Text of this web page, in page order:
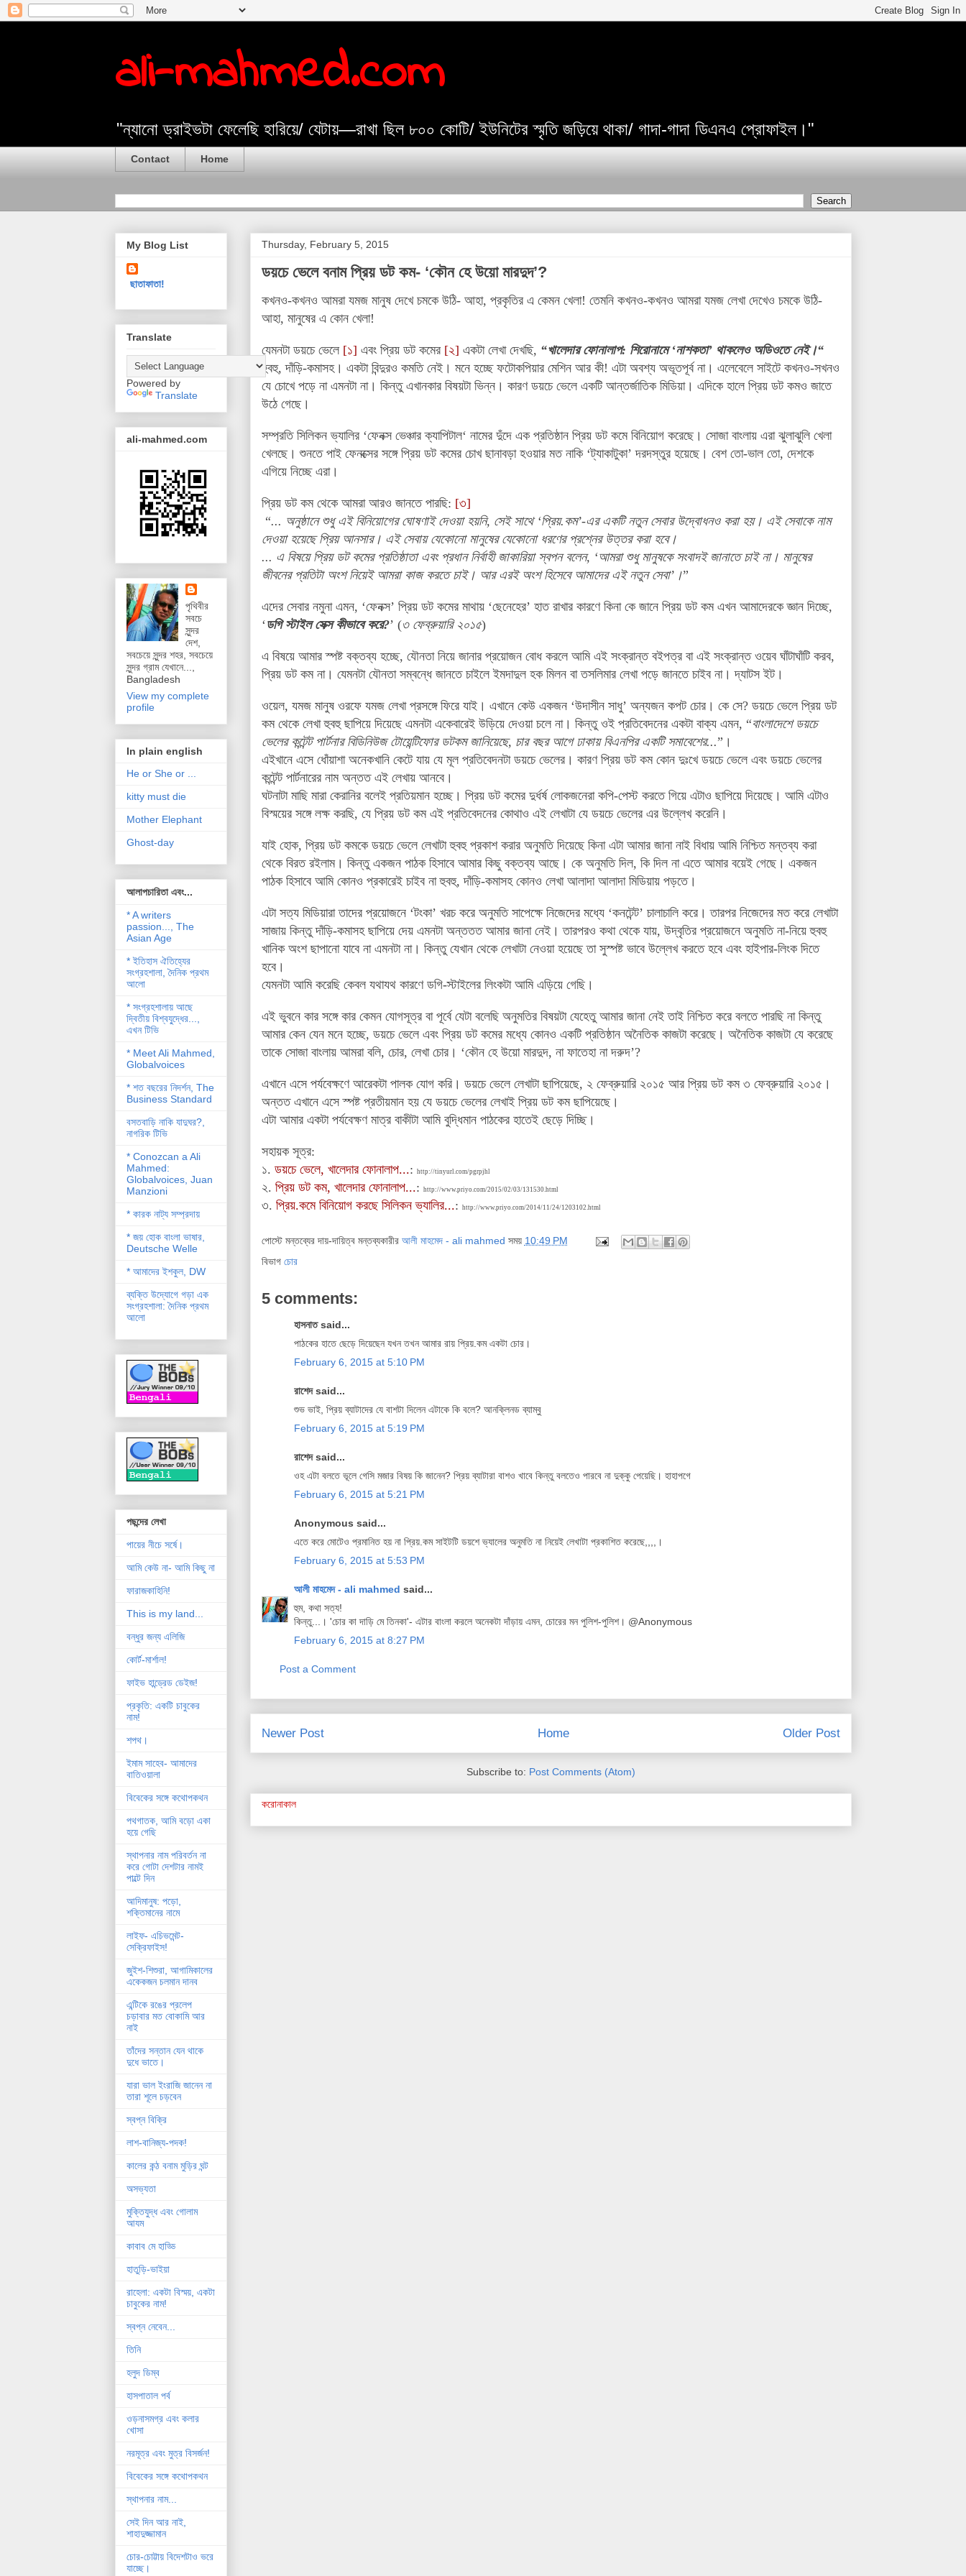
ali-mahmed.com
"ন্যানো ড্রাইভটা ফেলেছি হারিয়ে/ যেটায়—রাখা ছিল ৮০০ কোটি/ ইউনিটের স্মৃতি জড়িয়ে থাকা/ গাদা-গাদা ডিএনএ প্রোফাইল।"
Contact Home
Thursday, February 5, 2015
ডয়চে ভেলে বনাম প্রিয় ডট কম- ‘কৌন হে উয়ো মারদুদ’?
কখনও-কখনও আমরা যমজ মানুষ দেখে চমকে উঠি- আহা, প্রকৃতির এ কেমন খেলা! তেমনি কখনও-কখনও আমরা যমজ লেখা দেখেও চমকে উঠি-
আহা, মানুষের এ কোন খেলা!
যেমনটা ডয়চে ভেলে [১] এবং প্রিয় ডট কমের [২] একটা লেখা দেখছি, “খালেদার ফোনালাপ: শিরোনামে ‘নাশকতা’ থাকলেও অডিওতে নেই।“
হুবহু, দাঁড়ি-কমাসহ। একটা বিন্দুরও কমতি নেই। মনে হচ্ছে ফটোকপিয়ার মেশিন আর কী! এটা অবশ্য অভূতপূর্ব না। এলেবেলে সাইটে কখনও-সখনও
যে চোখে পড়ে না এমনটা না। কিন্তু এখানকার বিষয়টা ভিন্ন। কারণ ডয়চে ভেলে একটি আন্তর্জাতিক মিডিয়া। এদিকে হালে প্রিয় ডট কমও জাতে
উঠে গেছে।
সম্প্রতি সিলিকন ভ্যালির ‘ফেনক্স ভেঞ্চার ক্যাপিটাল‘ নামের দুঁদে এক প্রতিষ্ঠান প্রিয় ডট কমে বিনিয়োগ করেছে। সোজা বাংলায় এরা ঝুলাঝুলি খেলা
খেলছে। শুনতে পাই ফেনক্সের সঙ্গে প্রিয় ডট কমের চোখ ছানাবড়া হওয়ার মত নাকি ‘ট্যাকাটুকা’ দরদস্তুর হয়েছে। বেশ তো-ভাল তো, দেশকে
এগিয়ে নিচ্ছে এরা।
প্রিয় ডট কম থেকে আমরা আরও জানতে পারছি: [৩]
“... অনুষ্ঠানে শুধু এই বিনিয়োগের ঘোষণাই দেওয়া হয়নি, সেই সাথে ‘প্রিয়.কম’-এর একটি নতুন সেবার উদ্বোধনও করা হয়। এই সেবাকে নাম
দেওয়া হয়েছে প্রিয় আনসার। এই সেবায় যেকোনো মানুষের যেকোনো ধরণের প্রশ্নের উত্তর করা হবে।
... এ বিষয়ে প্রিয় ডট কমের প্রতিষ্ঠাতা এবং প্রধান নির্বাহী জাকারিয়া স্বপন বলেন, ‘আমরা শুধু মানুষকে সংবাদই জানাতে চাই না। মানুষের
জীবনের প্রতিটা অংশ নিয়েই আমরা কাজ করতে চাই। আর এরই অংশ হিসেবে আমাদের এই নতুন সেবা’।”
এদের সেবার নমুনা এমন, ‘ফেনক্স’ প্রিয় ডট কমের মাথায় ‘ছেনেহের’ হাত রাখার কারণে কিনা কে জানে প্রিয় ডট কম এখন আমাদেরকে জ্ঞান দিচ্ছে,
‘ডগি স্টাইল সেক্স কীভাবে করে?’ (৩ ফেব্রুয়ারি ২০১৫)
এ বিষয়ে আমার স্পষ্ট বক্তব্য হচ্ছে, যৌনতা নিয়ে জানার প্রয়োজন বোধ করলে আমি এই সংক্রান্ত বইপত্র বা এই সংক্রান্ত ওয়েব ঘাঁটাঘাঁটি করব,
প্রিয় ডট কম না। যেমনটা যৌনতা সম্বন্ধে জানতে চাইলে ইমদাদুল হক মিলন বা তসলিমার লেখা পড়ে জানতে চাইব না। দ্যাটস ইট।
ওয়েল, যমজ মানুষ ওরফে যমজ লেখা প্রসঙ্গে ফিরে যাই। এখানে কেউ একজন ‘উদাসীন সাধু’ অন্যজন কপট চোর। কে সে? ডয়চে ভেলে প্রিয় ডট
কম থেকে লেখা হুবহু ছাপিয়ে দিয়েছে এমনটা একেবারেই উড়িয়ে দেওয়া চলে না। কিন্তু ওই প্রতিবেদনের একটা বাক্য এমন, “বাংলাদেশে ডয়চে
ভেলের কন্টেন্ট পার্টনার বিডিনিউজ টোয়েন্টিফোর ডটকম জানিয়েছে, চার বছর আগে ঢাকায় বিএনপির একটি সমাবেশের...”।
এইখানে এসে ধোঁয়াশা অনেকখানি কেটে যায় যে মূল প্রতিবেদনটা ডয়চে ভেলের। কারণ প্রিয় ডট কম কোন দুঃখে ডয়চে ভেলে এবং ডয়চে ভেলের
কন্টেন্ট পার্টনারের নাম অন্তত এই লেখায় আনবে।
ঘটনাটা মাছি মারা কেরানির বলেই প্রতিয়মান হচ্ছে। প্রিয় ডট কমের দুর্ধর্ষ লোকজনেরা কপি-পেস্ট করতে গিয়ে এটাও ছাপিয়ে দিয়েছে। আমি এটাও
বিস্ময়ের সঙ্গে লক্ষ করছি, যে প্রিয় ডট কম এই প্রতিবেদনের কোথাও এই লেখাটা যে ডয়চে ভেলের এর উল্লেখ করেনি।
যাই হোক, প্রিয় ডট কমকে ডয়চে ভেলে লেখাটা হুবহু প্রকাশ করার অনুমতি দিয়েছে কিনা এটা আমার জানা নাই বিধায় আমি নিশ্চিত মন্তব্য করা
থেকে বিরত রইলাম। কিন্তু একজন পাঠক হিসাবে আমার কিছু বক্তব্য আছে। কে অনুমতি দিল, কি দিল না এতে আমার বয়েই গেছে। একজন
পাঠক হিসাবে আমি কোনও প্রকারেই চাইব না হুবহু, দাঁড়ি-কমাসহ কোনও লেখা আলাদা আলাদা মিডিয়ায় পড়তে।
এটা সত্য মিডিয়ারা তাদের প্রয়োজনে ‘টংকা’ খরচ করে অনুমতি সাপেক্ষে নিজেদের মধ্যে ‘কনটেন্ট’ চালাচালি করে। তারপর নিজেদের মত করে লেখাটা
সাজায় কিন্তু দাঁড়ি-কমাসহ ছাপিয়ে দেয় এমনটা অন্ততত আমার জানা নেই। তারপরও কথা থেকে যায়, উদ্বৃতির প্রয়োজনে অনুমতি না-নিয়ে হুবহু
খানিক অংশ ছাপানো যাবে না এমনটা না। কিন্তু যেখান থেকে লেখাটা নেওয়া হয়েছে তা সুস্পষ্ট ভাবে উল্লেখ করতে হবে এবং হাইপার-লিংক দিতে
হবে।
যেমনটা আমি করেছি কেবল যথাযথ কারণে ডগি-স্টাইলের লিংকটা আমি এড়িয়ে গেছি।
এই ভুবনে কার সঙ্গে কার কেমন যোগসূত্র বা পূর্বে যেটা বলেছি অনুমতির বিষয়টা যেহেতু আমার জানা নেই তাই নিশ্চিত করে বলতে পারছি না কিন্তু
আমার কেন যেন মনে হচ্ছে, ডয়চে ভেলে এবং প্রিয় ডট কমের মধ্যে কোনও একটি প্রতিষ্ঠান অনৈতিক কাজটা করেছে। অনৈতিক কাজটা যে করেছে
তাকে সোজা বাংলায় আমরা বলি, চোর, লেখা চোর। ‘কৌন হে উয়ো মারদুদ, না ফাতেহা না দরুদ’?
এখানে এসে পর্যবেক্ষণে আরেকটা পালক যোগ করি। ডয়চে ভেলে লেখাটা ছাপিয়েছে, ২ ফেব্রুয়ারি ২০১৫ আর প্রিয় ডট কম ৩ ফেব্রুয়ারি ২০১৫।
অন্তত এখানে এসে স্পষ্ট প্রতীয়মান হয় যে ডয়চে ভেলের লেখাই প্রিয় ডট কম ছাপিয়েছে।
এটা আমার একটা পর্যবেক্ষণ মাত্র বাকীটা আমি বুদ্ধিমান পাঠকের হাতেই ছেড়ে দিচ্ছি।
সহায়ক সূত্র:
১. ডয়চে ভেলে, খালেদার ফোনালাপ...: http://tinyurl.com/pgrpjhl
২. প্রিয় ডট কম, খালেদার ফোনালাপ...: http://www.priyo.com/2015/02/03/131530.html
৩. প্রিয়.কমে বিনিয়োগ করছে সিলিকন ভ্যালির...: http://www.priyo.com/2014/11/24/1203102.html
পোস্টে মন্তব্যের দায়-দায়িত্ব মন্তব্যকারীর আলী মাহমেদ - ali mahmed সময় 10:49 PM
বিভাগ চোর
5 comments:
হাসনাত said...
পাঠকের হাতে ছেড়ে দিয়েছেন যখন তখন আমার রায় প্রিয়.কম একটা চোর।
February 6, 2015 at 5:10 PM
রাশেদ said...
শুভ ভাই, প্রিয় ব্যাটাদের যে বাশটা দিলেন এটাকে কি বলে? আনক্লিনড ব্যাম্বু
February 6, 2015 at 5:19 PM
রাশেদ said...
ওহ এটা বলতে ভূলে গেসি মজার বিষয় কি জানেন? প্রিয় ব্যাটারা বাশও খাবে কিন্তু বলতেও পারবে না দুক্কু পেয়েছি। হাহাপগে
February 6, 2015 at 5:21 PM
Anonymous said...
এতে করে মোটেও প্রমানিত হয় না প্রিয়.কম সাইটটি ডয়শে ভ্যালের অনুমতি না নিয়েই লেখাটা প্রকাশিত করেছে,,,,।
February 6, 2015 at 5:53 PM
আলী মাহমেদ - ali mahmed said...
হুম, কথা সত্য!
কিন্তু...। 'চোর কা দাড়ি মে তিনকা'- এটার বাংলা করলে অনেকটা দাঁড়ায় এমন, চোরের মন পুলিশ-পুলিশ। @Anonymous
February 6, 2015 at 8:27 PM
Post a Comment
Newer Post Older Post
Home
Subscribe to: Post Comments (Atom)
করোনাকাল
My Blog List
ছাতাফাতা!
Translate
Powered by
Translate
ali-mahmed.com
পৃথিবীর
সবচে
সুন্দর
দেশ,
সবচেয়ে সুন্দর শহর, সবচেয়ে
সুন্দর গ্রাম যেখানে...,
Bangladesh
View my complete
profile
In plain english
He or She or ...
kitty must die
Mother Elephant
Ghost-day
আলাপচারিতা এবং...
* A writers
passion..., The
Asian Age
* ইতিহাস ঐতিহ্যের
সংগ্রহশালা, দৈনিক প্রথম
আলো
* সংগ্রহশালায় আছে
দ্বিতীয় বিশ্বযু্দ্ধের...,
এখন টিভি
* Meet Ali Mahmed,
Globalvoices
* শত বছরের নিদর্শন, The
Business Standard
বসতবাড়ি নাকি যাদুঘর?,
নাগরিক টিভি
* Conozcan a Ali
Mahmed:
Globalvoices, Juan
Manzioni
* কারক নাট্য সম্প্রদায়
* জয় হোক বাংলা ভাষার,
Deutsche Welle
* আমাদের ইশকুল, DW
ব্যক্তি উদ্যোগে গড়া এক
সংগ্রহশালা: দৈনিক প্রথম
আলো
পছন্দের লেখা
পায়ের নীচে সর্ষে।
আমি কেউ না- আমি কিছু না
ফারাজকাহিনি!
This is my land...
বন্ধুর জন্য এলিজি
কোর্ট-মার্শাল!
ফাইভ হান্ড্রেড ডেইজ!
প্রকৃতি: একটি চাবুকের
নাম!
শপথ।
ইমাম সাহেব- আমাদের
বাতিওয়ালা
বিবেকের সঙ্গে কথোপকথন
পথগাতক, আমি বড়ো একা
হয়ে গেছি
স্থাপনার নাম পরিবর্তন না
করে গোটা দেশটার নামই
পাল্টে দিন
আদিমানুষ: পড়ো,
শক্তিমানের নামে
লাইফ- এচিভমেন্ট-
সেক্রিফাইস!
জুইশ-শিশুরা, আগামিকালের
একেকজন চলমান দানব
এন্টিকে রঙের প্রলেপ
চড়াবার মত বোকামি আর
নাই
তাঁদের সন্তান যেন থাকে
দুধে ভাতে।
যারা ভাল ইংরাজি জানেন না
তারা শূলে চড়বেন
স্বপ্ন বিক্রি
লাশ-বানিজ্য-পদক!
কালের কন্ঠ বনাম মুড়ির ঘন্ট
অসভ্যতা
মুক্তিযুদ্ধ এবং গোলাম
আযম
কাবাব মে হাড্ডি
হাতুড়ি-ভাইয়া
রাহেলা: একটা বিস্ময়, একটা
চাবুকের নাম!
স্বপ্ন নেবেন...
তিনি
হলুদ ডিম্ব
হাসপাতাল পর্ব
ওড়নাসমগ্র এবং কলার
খোসা
নরমূত্র এবং মুত্র বিসর্জন!
বিবেকের সঙ্গে কথোপকথন
স্থাপনার নাম...
সেই দিন আর নাই,
শাহাদুজ্জামান
চোর-চোট্টায় বিদেশটাও ভরে
যাচ্ছে।